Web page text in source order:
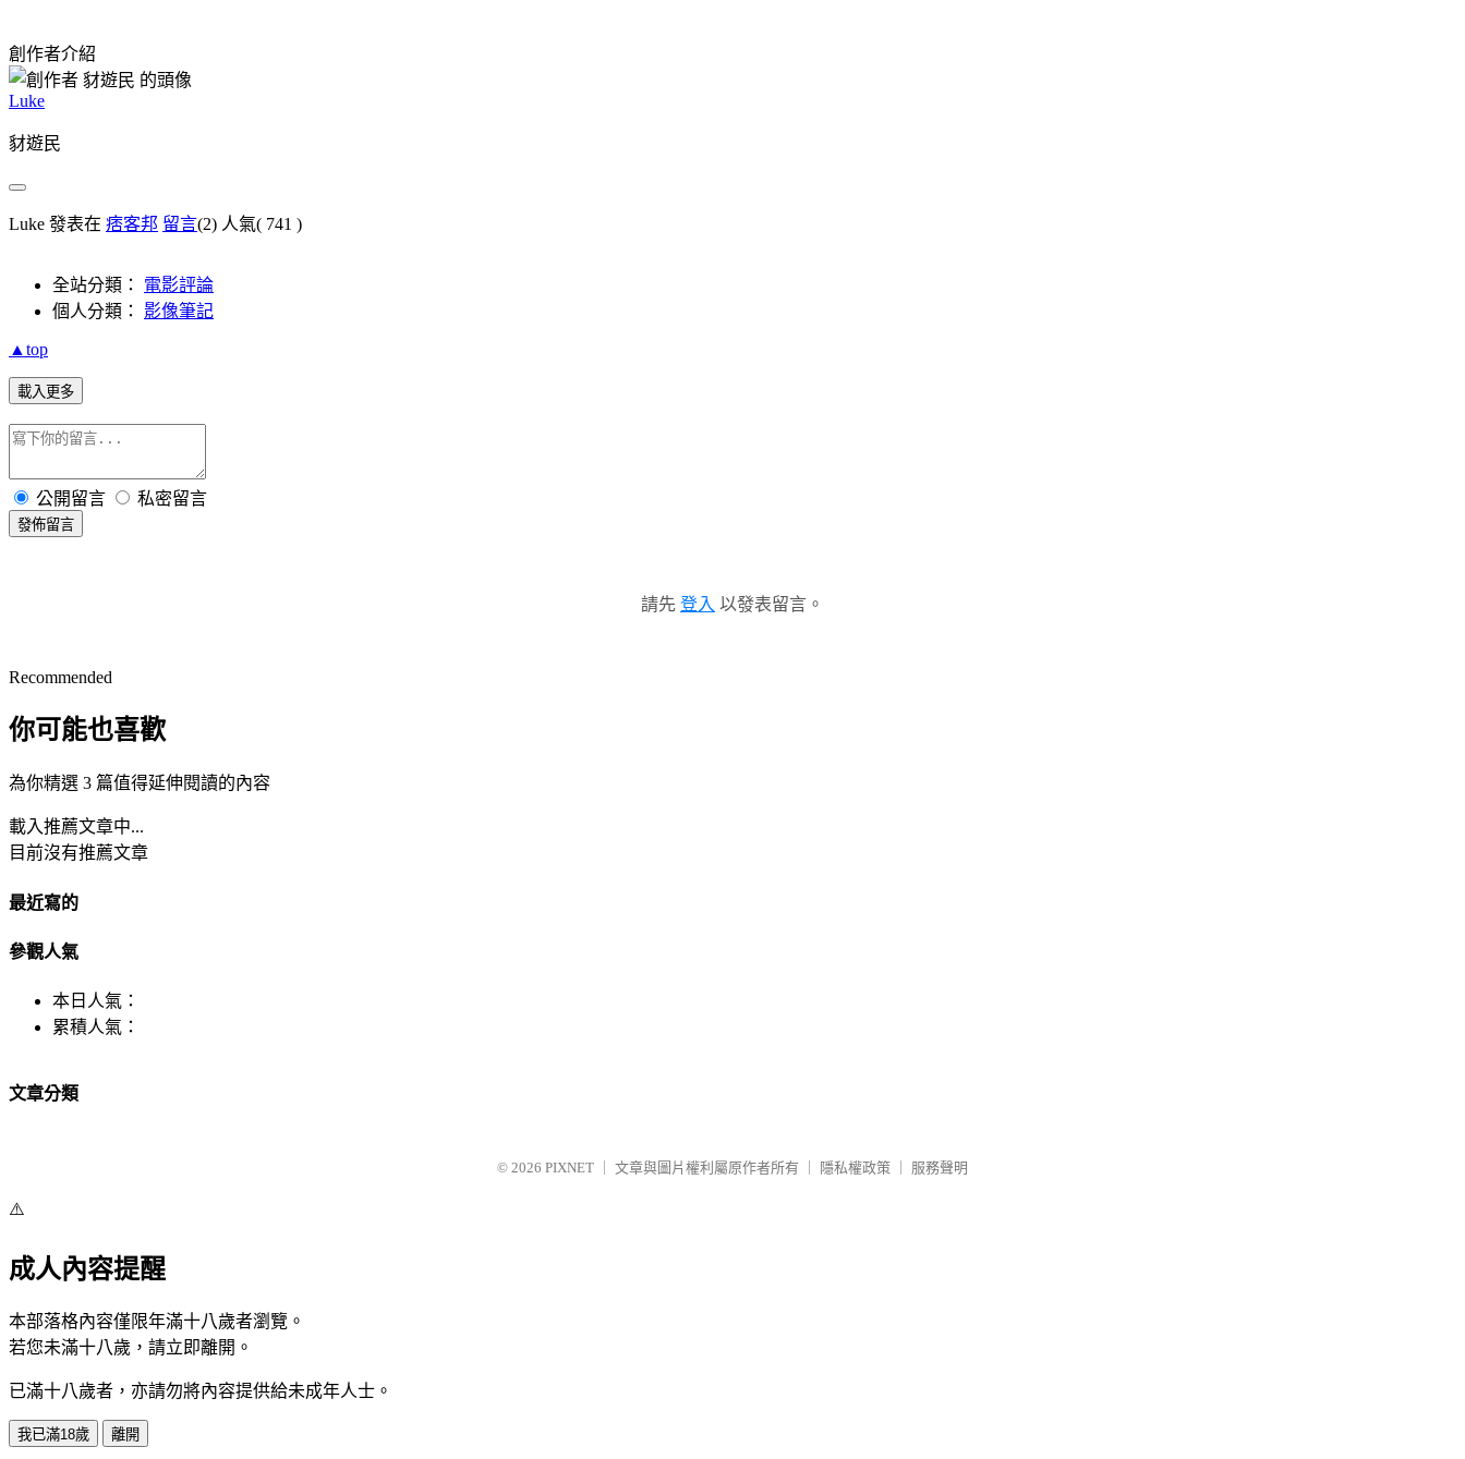
創作者介紹
Luke
豺遊民
Luke 發表在 痞客邦 留言(2) 人氣( 741 )
全站分類： 電影評論
個人分類： 影像筆記
▲top
載入更多
公開留言 私密留言
發佈留言
請先 登入 以發表留言。
Recommended
你可能也喜歡
為你精選 3 篇值得延伸閱讀的內容
載入推薦文章中...
目前沒有推薦文章
最近寫的
參觀人氣
本日人氣：
累積人氣：
文章分類
© 2026 PIXNET 文章與圖片權利屬原作者所有 隱私權政策 服務聲明
⚠️
成人內容提醒
本部落格內容僅限年滿十八歲者瀏覽。
若您未滿十八歲，請立即離開。
已滿十八歲者，亦請勿將內容提供給未成年人士。
我已滿18歲 離開